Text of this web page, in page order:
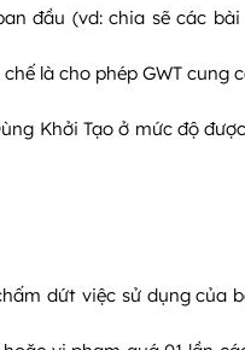
đầu (vd: chia sẽ các
là cho phép GWT cung
Khởi Tạo ở mức độ
dứt việc sử dụng của